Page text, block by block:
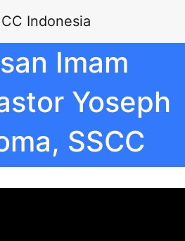
Indonesia
Imam
Yoseph
SSCC